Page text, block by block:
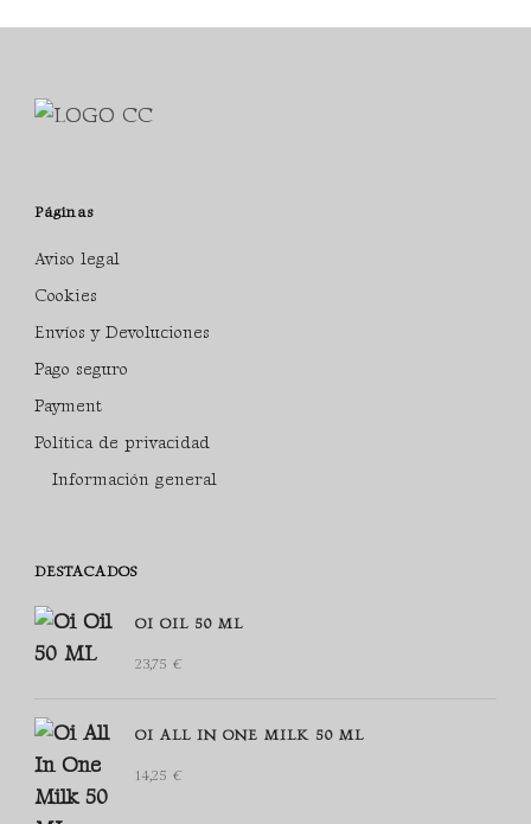
Páginas
Aviso legal
Cookies
Envíos y Devoluciones
Pago seguro
Payment
Política de privacidad
Información general
DESTACADOS
OI OIL 50 ML
23,75 €
OI ALL IN ONE MILK 50 ML
14,25 €